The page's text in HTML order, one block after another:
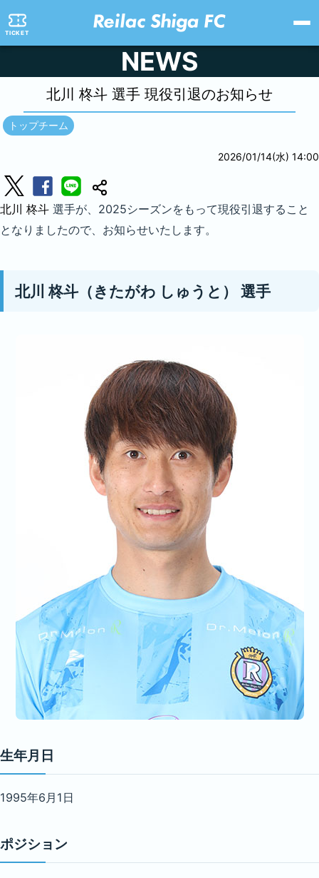
TICKET
NEWS
北川 柊斗 選手 現役引退のお知らせ
トップチーム
2026/01/14(水) 14:00
北川 柊斗 選手が、2025シーズンをもって現役引退すること
となりましたので、お知らせいたします。
北川 柊斗（きたがわ しゅうと） 選手
生年月日
1995年6月1日
ポジション